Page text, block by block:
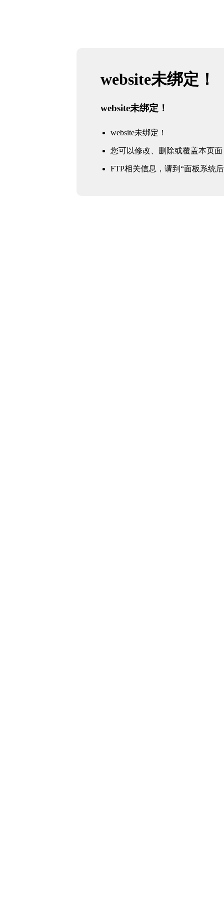
website未绑定！
website未绑定！
website未绑定！
您可以修改、删除或覆盖本页面
FTP相关信息，请到“面板系统